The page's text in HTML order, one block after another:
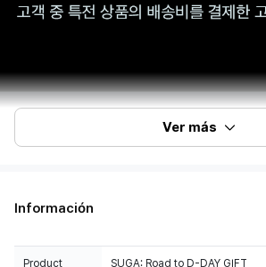
Ver más
Información
Product
SUGA: Road to D-DAY GIFT